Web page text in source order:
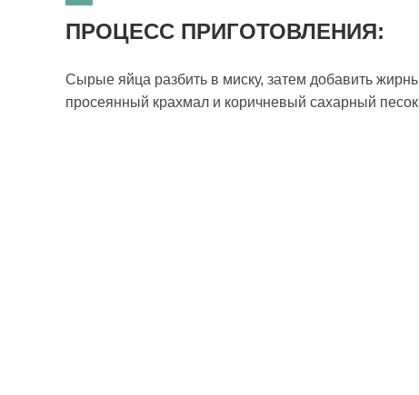
ПРОЦЕСС ПРИГОТОВЛЕНИЯ:
Сырые яйца разбить в миску, затем добавить
просеянный крахмал и коричневый сахарный